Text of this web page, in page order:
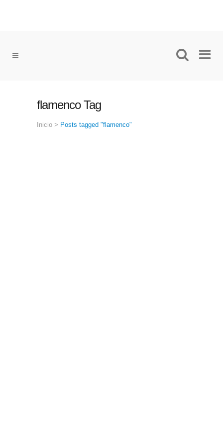
flamenco Tag
Inicio > Posts tagged "flamenco"